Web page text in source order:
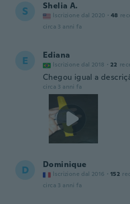
S Shelia A.
Iscrizione dal 2020 · 48
circa 3 anni fa
E Ediana
Iscrizione dal 2018 · 22
Chegou igual a
circa 3 anni fa
D Dominique
Iscrizione dal 2016 · 152
circa 3 anni fa